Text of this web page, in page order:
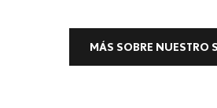
MÁS SOBRE NUESTRO